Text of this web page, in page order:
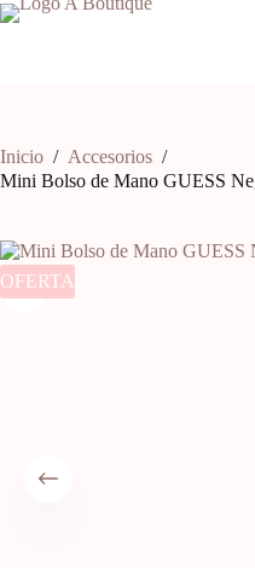
Inicio / Accesorios /
Mini Bolso de Mano GUESS
OFERTA